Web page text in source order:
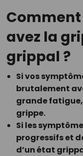
avez la
grippal ?
Si vos
brutalement
grande
grippe.
Si les
progressifs et
d’un état